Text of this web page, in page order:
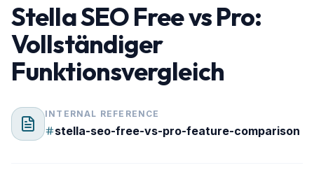
Stella SEO Free vs Pro:
Vollständiger
Funktionsvergleich
INTERNAL REFERENCE
stella-seo-free-vs-pro-feature-comparison